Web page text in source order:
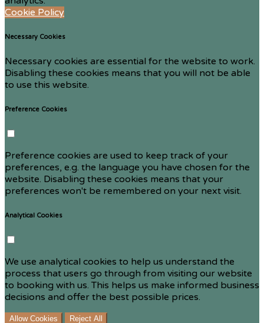
Cookie Policy
Necessary Cookies
Necessary cookies are essential for the website to work.
Disabling these cookies means that you will not be able
to use this website.
Preference Cookies
Preference cookies are used to keep track of your
preferences, e.g. the language you have chosen for the
website. Disabling these cookies means that your
preferences won't be remembered on your next visit.
Analytical Cookies
We use analytical cookies to help us understand the
process that users go through from visiting our website
to booking with us. This helps us make informed business
decisions and offer the best possible prices.
Allow Cookies Reject All